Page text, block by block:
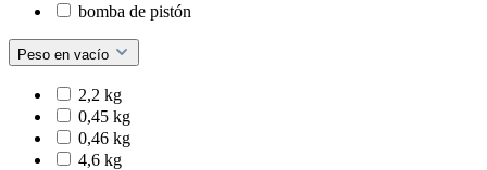
bomba de pistón
Peso en vacío
2,2 kg
0,45 kg
0,46 kg
4,6 kg